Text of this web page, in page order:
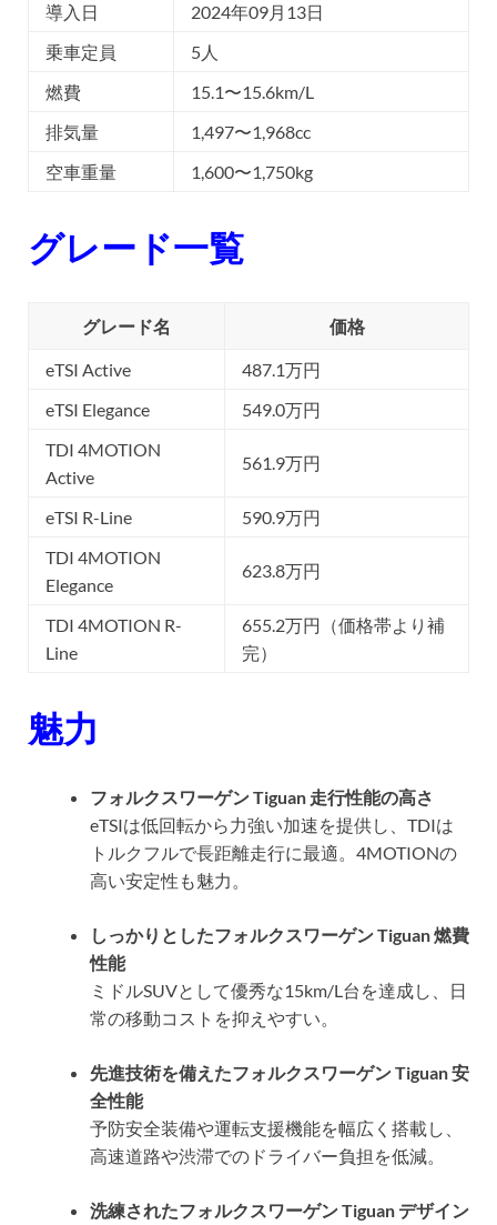
導入日
2024年09月13日
乗車定員
5人
燃費
15.1〜15.6km/L
排気量
1,497〜1,968cc
空車重量
1,600〜1,750kg
グレード一覧
グレード名 価格
eTSI Active
487.1万円
eTSI Elegance
549.0万円
TDI 4MOTION
Active
561.9万円
eTSI R-Line
590.9万円
TDI 4MOTION
Elegance
623.8万円
TDI 4MOTION R-
Line
655.2万円（価格帯より補
完）
魅力
フォルクスワーゲン Tiguan 走行性能の高さ
eTSIは低回転から力強い加速を提供し、TDIは
トルクフルで長距離走行に最適。4MOTIONの
高い安定性も魅力。
しっかりとしたフォルクスワーゲン Tiguan 燃費
性能
ミドルSUVとして優秀な15km/L台を達成し、日
常の移動コストを抑えやすい。
先進技術を備えたフォルクスワーゲン Tiguan 安
全性能
予防安全装備や運転支援機能を幅広く搭載し、
高速道路や渋滞でのドライバー負担を低減。
洗練されたフォルクスワーゲン Tiguan デザイン